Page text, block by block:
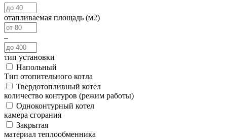
отапливаемая площадь (м2)
–
тип установки
Напольный
Тип отопительного котла
Твердотопливный котел
количество контуров (режим работы)
Одноконтурный котел
камера сгорания
Закрытая
материал теплообменника